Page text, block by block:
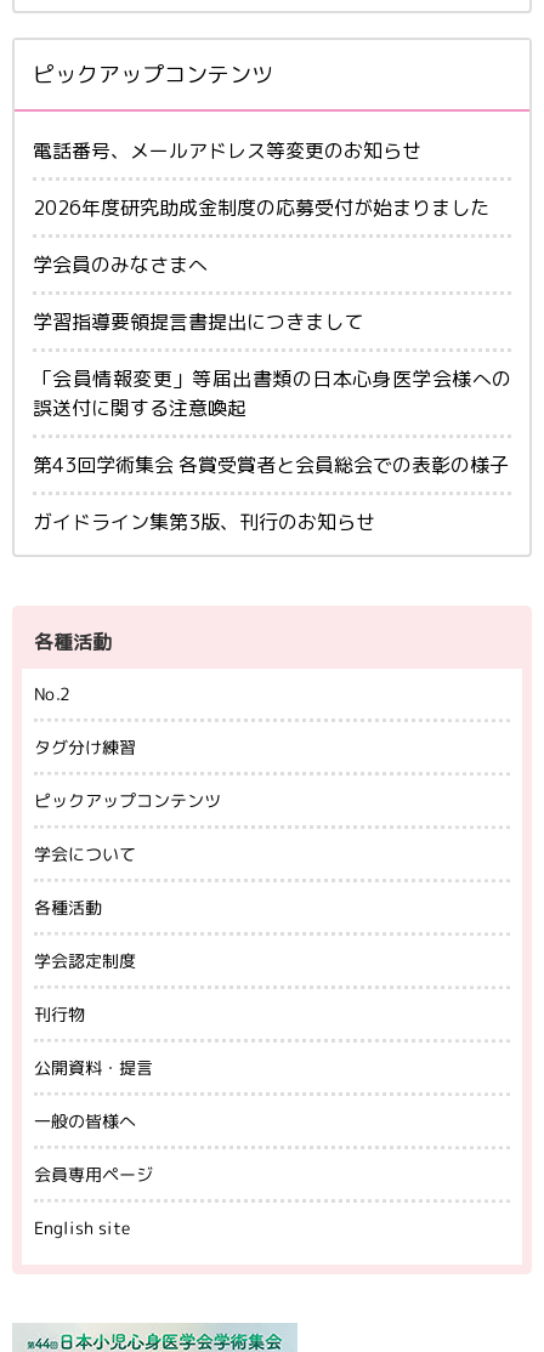
ピックアップコンテンツ
電話番号、メールアドレス等変更のお知らせ
2026年度研究助成金制度の応募受付が始まりました
学会員のみなさまへ
学習指導要領提言書提出につきまして
「会員情報変更」等届出書類の日本心身医学会様への
誤送付に関する注意喚起
第43回学術集会 各賞受賞者と会員総会での表彰の様子
ガイドライン集第3版、刊行のお知らせ
各種活動
No.2
タグ分け練習
ピックアップコンテンツ
学会について
各種活動
学会認定制度
刊行物
公開資料・提言
一般の皆様へ
会員専用ページ
English site